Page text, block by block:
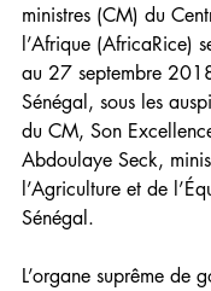
ministres (CM) du
l’Afrique (AfricaRice)
au 27 septembre
Sénégal, sous les
du CM, Son
Abdoulaye Seck,
l’Agriculture et de
Sénégal.
L’organe suprême de